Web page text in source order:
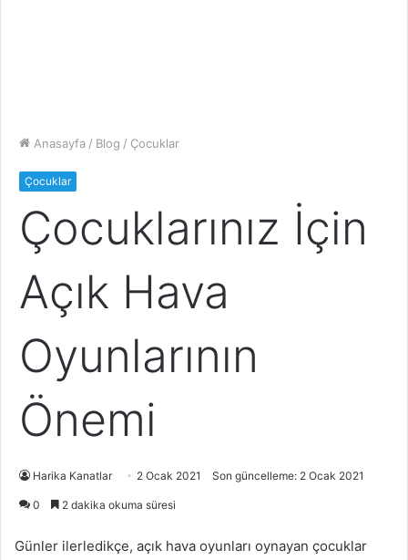
Anasayfa / Blog / Çocuklar
Çocuklar
Çocuklarınız İçin
Açık Hava
Oyunlarının
Önemi
Harika Kanatlar 2 Ocak 2021 Son güncelleme: 2 Ocak 2021
0 2 dakika okuma süresi
Günler ilerledikçe, açık hava oyunları oynayan çocuklar